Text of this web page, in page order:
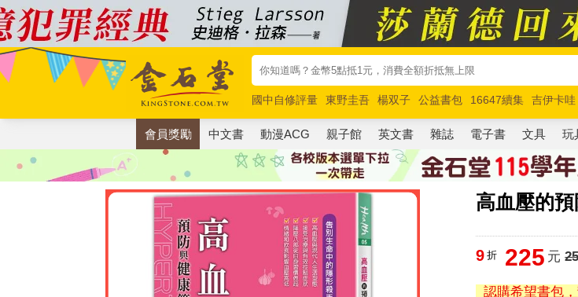
國中自修評量 東野圭吾 楊双子 公益書包 16647續集 吉伊卡哇
唯紅花綻放
奧德賽 路邊攤新作 馬斯克 玩具總動員5 超慢跑
會員獎勵 中文書 動漫ACG 親子館 英文書 雜誌 電子書 文具 玩
高血壓的
9 折 225 元
認購希望書包